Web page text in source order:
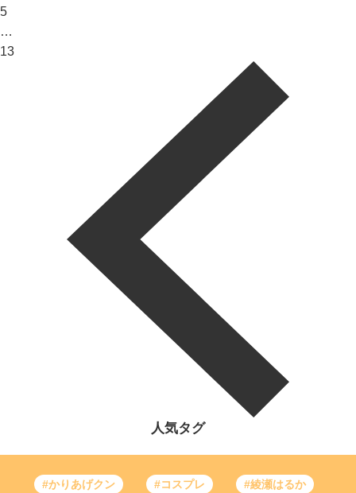
5
…
13
人気タグ
#かりあげクン #コスプレ #綾瀬はるか